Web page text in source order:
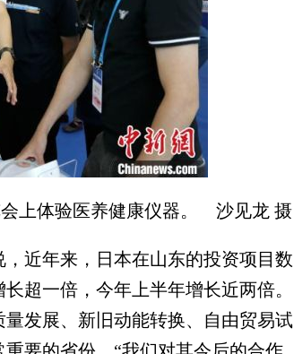
会上体验医养健康仪器。 沙见龙 摄
近年来，日本在山东的投资项目数
超一倍，今年上半年增长近两倍。
发展、新旧动能转换、自由贸易试